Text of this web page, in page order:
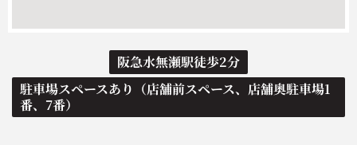
阪急水無瀬駅徒歩2分
駐車場スペースあり（店舗前スペース、店舗奥駐車場1
番、7番）